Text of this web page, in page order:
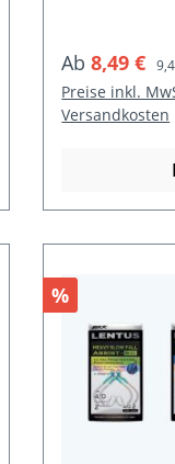
Ab8,49 €
Preise inkl.
Versandkosten
Rabatt
%